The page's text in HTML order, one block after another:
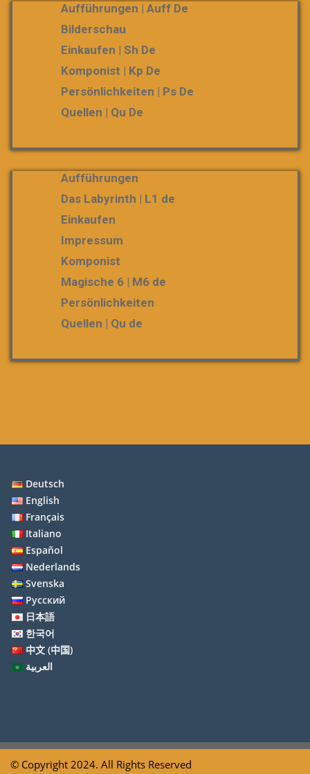
Aufführungen | Auff De
Bilderschau
Einkaufen | Sh De
Komponist | Kp De
Persönlichkeiten | Ps De
Quellen | Qu De
Aufführungen
Das Labyrinth | L1 de
Einkaufen
Impressum
Komponist
Magische 6 | M6 de
Persönlichkeiten
Quellen | Qu de
Deutsch
English
Français
Italiano
Español
Nederlands
Svenska
Русский
日本語
한국어
中文 (中国)
العربية
© Copyright 2024. All Rights Reserved